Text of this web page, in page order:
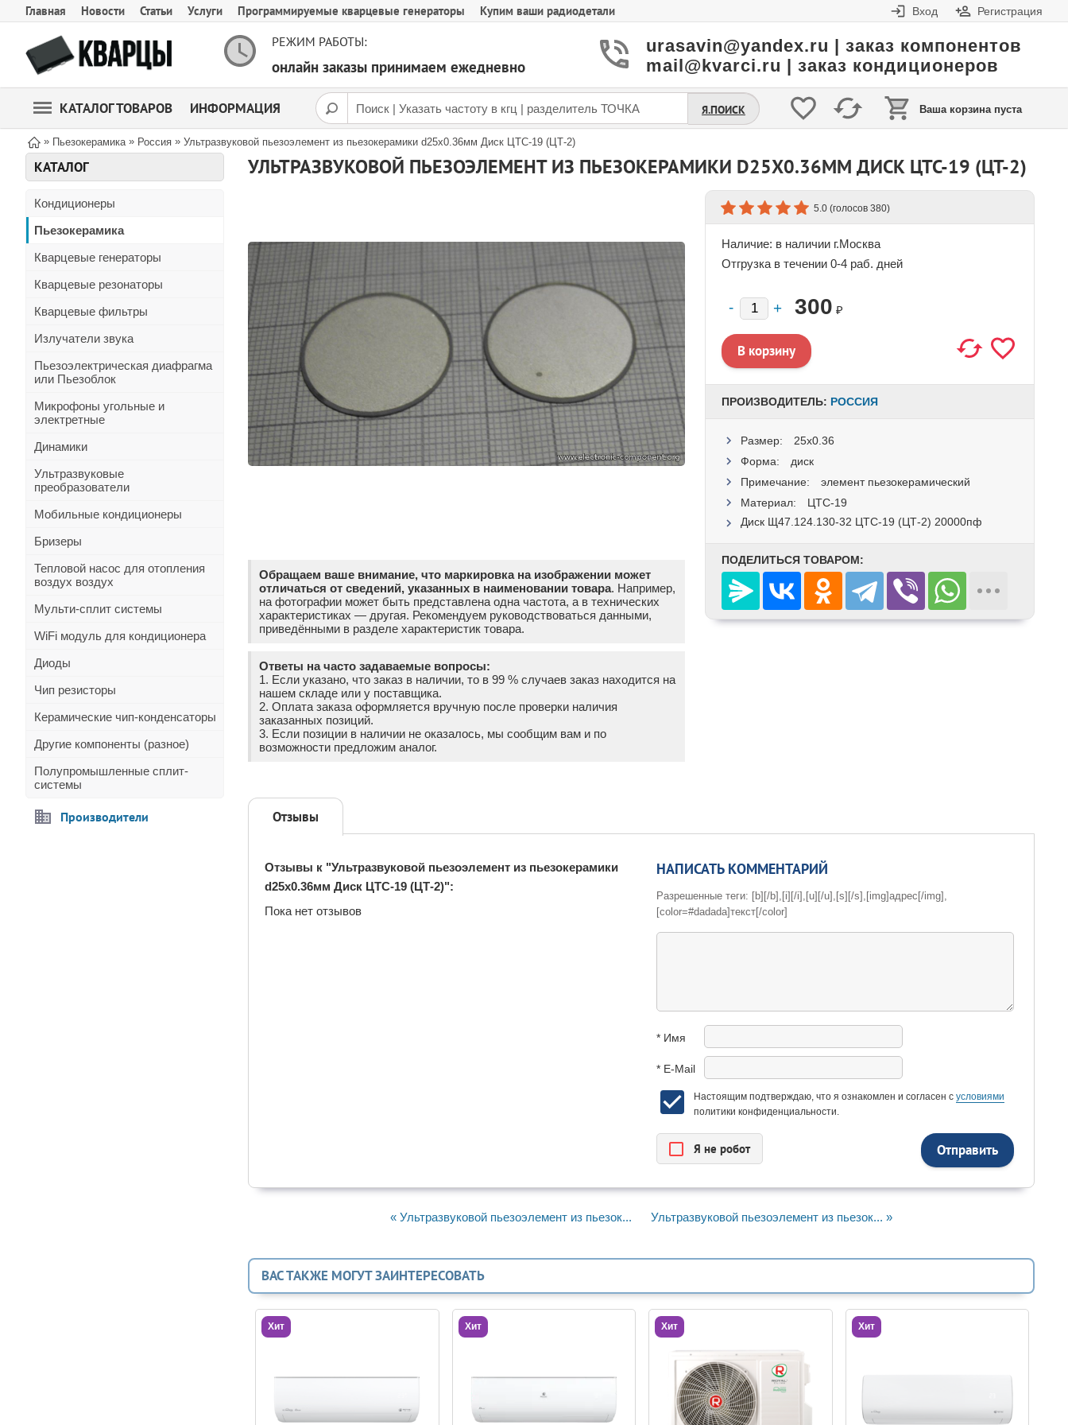
Главная Новости Статьи Услуги Программируемые кварцевые генераторы Купим ваши радиодетали Вход Регистрация
РЕЖИМ РАБОТЫ:
онлайн заказы принимаем ежедневно
urasavin@yandex.ru | заказ компонентов
mail@kvarci.ru | заказ кондиционеров
КАТАЛОГ ТОВАРОВ ИНФОРМАЦИЯ Ваша корзина пуста
Я.ПОИСК
» Пьезокерамика » Россия » Ультразвуковой пьезоэлемент из пьезокерамики d25x0.36мм Диск ЦТС-19 (ЦТ-2)
КАТАЛОГ
Кондиционеры
Пьезокерамика
Кварцевые генераторы
Кварцевые резонаторы
Кварцевые фильтры
Излучатели звука
Пьезоэлектрическая диафрагма
или Пьезоблок
Микрофоны угольные и
электретные
Динамики
Ультразвуковые
преобразователи
Мобильные кондиционеры
Бризеры
Тепловой насос для отопления
воздух воздух
Мульти-сплит системы
WiFi модуль для кондиционера
Диоды
Чип резисторы
Керамические чип-конденсаторы
Другие компоненты (разное)
Полупромышленные сплит-
системы
Производители
УЛЬТРАЗВУКОВОЙ ПЬЕЗОЭЛЕМЕНТ ИЗ ПЬЕЗОКЕРАМИКИ D25X0.36ММ ДИСК ЦТС-19 (ЦТ-2)
Обращаем ваше внимание, что маркировка на изображении может
отличаться от сведений, указанных в наименовании товара. Например,
на фотографии может быть представлена одна частота, а в технических
характеристиках — другая. Рекомендуем руководствоваться данными,
приведёнными в разделе характеристик товара.
Ответы на часто задаваемые вопросы:
1. Если указано, что заказ в наличии, то в 99 % случаев заказ находится на
нашем складе или у поставщика.
2. Оплата заказа оформляется вручную после проверки наличия
заказанных позиций.
3. Если позиции в наличии не оказалось, мы сообщим вам и по
возможности предложим аналог.
5.0 (голосов 380)
Наличие: в наличии г.Москва
Отгрузка в течении 0-4 раб. дней
300 ₽
ПРОИЗВОДИТЕЛЬ: РОССИЯ
Размер:
25x0.36
Форма:
диск
Примечание:
элемент пьезокерамический
Материал:
ЦТС-19
Диск Щ47.124.130-32 ЦТС-19 (ЦТ-2) 20000пф
ПОДЕЛИТЬСЯ ТОВАРОМ:
Отзывы
Отзывы к "Ультразвуковой пьезоэлемент из пьезокерамики
d25x0.36мм Диск ЦТС-19 (ЦТ-2)":
Пока нет отзывов
НАПИСАТЬ КОММЕНТАРИЙ
Разрешенные теги: [b][/b],[i][/i],[u][/u],[s][/s],[img]адрес[/img],
[color=#dadada]текст[/color]
* Имя
* E-Mail
Настоящим подтверждаю, что я ознакомлен и согласен с условиями
политики конфиденциальности.
Я нe рoбoт
« Ультразвуковой пьезоэлемент из пьезок... Ультразвуковой пьезоэлемент из пьезок... »
ВАС ТАКЖЕ МОГУТ ЗАИНТЕРЕСОВАТЬ
Хит Хит Хит Хит